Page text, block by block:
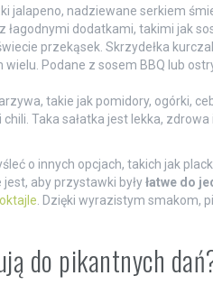
jalapeno, nadziewane serkiem
łagodnymi dodatkami, takimi jak
przekąsek. Skrzydełka
Podane z sosem BBQ lub
takie jak pomidory, ogórki,
Taka sałatka jest lekka,
o innych opcjach, takich jak
aby przystawki byłyłatwe do
. Dzięki wyrazistym smakom,
do pikantnych